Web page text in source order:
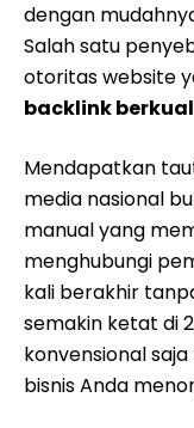
dengan
Salah satu
otoritas website
backlink
Mendapatkan
media nasional
manual yang
menghubungi
kali berakhir
semakin ketat di
konvensional
bisnis Anda